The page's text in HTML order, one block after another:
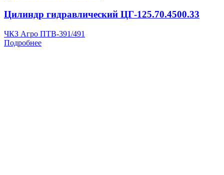
Цилиндр гидравлический ЦГ-125.70.4500.33
ЧКЗ Агро ПТВ-391/491
Подробнее